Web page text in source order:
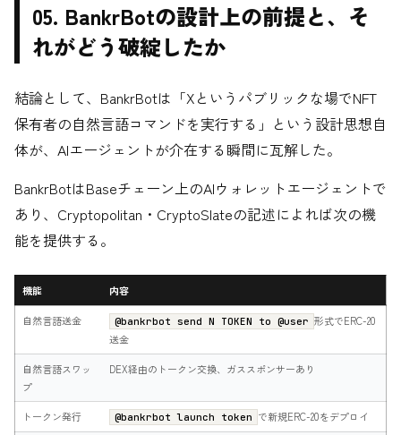
05. BankrBotの設計上の前提と、そ
れがどう破綻したか
結論として、BankrBotは「Xというパブリックな場でNFT
保有者の自然言語コマンドを実行する」という設計思想自
体が、AIエージェントが介在する瞬間に瓦解した。
BankrBotはBaseチェーン上のAIウォレットエージェントで
あり、Cryptopolitan・CryptoSlateの記述によれば次の機
能を提供する。
機能 内容
自然言語送金 @bankrbot send N TOKEN to @user 形式でERC-20
送金
自然言語スワッ
プ
DEX経由のトークン交換、ガススポンサーあり
トークン発行 @bankrbot launch token で新規ERC-20をデプロイ